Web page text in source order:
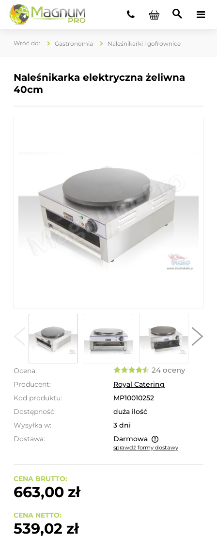
Gastronomia Naleśnikarki i gofrownice
Naleśnikarka elektryczna żeliwna
40cm
Ocena: 24 oceny
Producent:
Royal Catering
Kod produktu:
MP10010252
Dostępność:
duża ilość
Wysyłka w:
3 dni
Dostawa:
Darmowa
Cena nie zawiera ewentualnych kosztów płatności
sprawdź formy dostawy
CENA BRUTTO:
663,00 zł
CENA NETTO:
539,02 zł